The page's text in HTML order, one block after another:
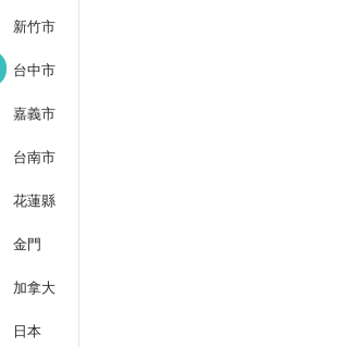
新竹市
台中市
嘉義市
台南市
花蓮縣
金門
加拿大
日本